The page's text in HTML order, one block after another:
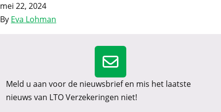
mei 22, 2024
By Eva Lohman
Meld u aan voor de nieuwsbrief en mis het laatste
nieuws van LTO Verzekeringen niet!